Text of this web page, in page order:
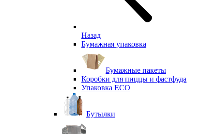
Назад
Бумажная упаковка
Бумажные пакеты
Коробки для пиццы и фастфуда
Упаковка ECO
Бутылки